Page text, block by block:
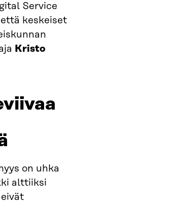
Service
keskeiset
Kristo
on uhka
alttiiksi